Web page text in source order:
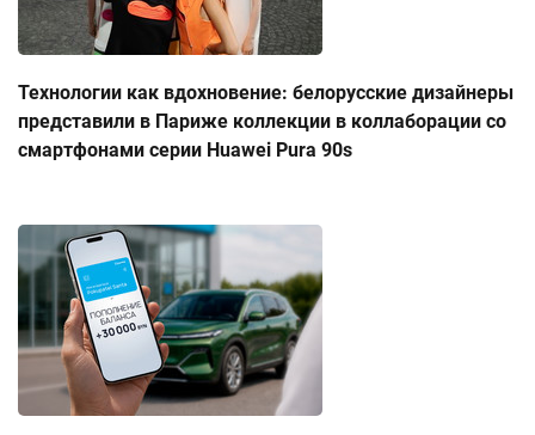
Технологии как вдохновение: белорусские дизайнеры
представили в Париже коллекции в коллаборации со
смартфонами серии Huawei Pura 90s